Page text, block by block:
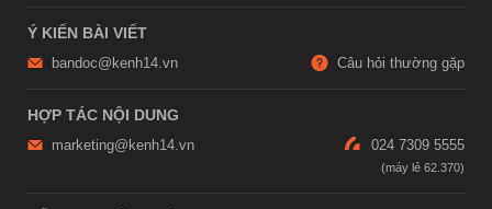
Ý KIẾN BÀI VIẾT
bandoc@kenh14.vn Câu hỏi thường gặp
HỢP TÁC NỘI DUNG
marketing@kenh14.vn 024 7309 5555